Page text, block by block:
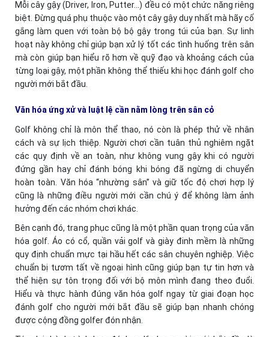
Mỗi cây gậy (Driver, Iron, Putter…) đều có một chức năng riêng
biệt. Đừng quá phụ thuộc vào một cây gậy duy nhất mà hãy cố
gắng làm quen với toàn bộ bộ gậy trong túi của bạn. Sự linh
hoạt này không chỉ giúp bạn xử lý tốt các tình huống trên sân
mà còn giúp bạn hiểu rõ hơn về quỹ đạo và khoảng cách của
từng loại gậy, một phần không thể thiếu khi học đánh golf cho
người mới bắt đầu.
Văn hóa ứng xử và luật lệ cần nằm lòng trên sân cỏ
Golf không chỉ là môn thể thao, nó còn là phép thử về nhân
cách và sự lịch thiệp. Người chơi cần tuân thủ nghiêm ngặt
các quy định về an toàn, như không vung gậy khi có người
đứng gần hay chỉ đánh bóng khi bóng đã ngừng di chuyển
hoàn toàn. Văn hóa “nhường sân” và giữ tốc độ chơi hợp lý
cũng là những điều người mới cần chú ý để không làm ảnh
hưởng đến các nhóm chơi khác.
Bên cạnh đó, trang phục cũng là một phần quan trọng của văn
hóa golf. Áo có cổ, quần vải golf và giày đinh mềm là những
quy định chuẩn mực tại hầu hết các sân chuyên nghiệp. Việc
chuẩn bị tươm tất về ngoại hình cũng giúp bạn tự tin hơn và
thể hiện sự tôn trọng đối với bộ môn mình đang theo đuổi.
Hiểu và thực hành đúng văn hóa golf ngay từ giai đoạn học
đánh golf cho người mới bắt đầu sẽ giúp bạn nhanh chóng
được cộng đồng golfer đón nhận.